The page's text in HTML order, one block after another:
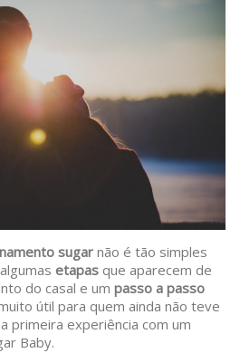
sugar não é tão simples
etapas que aparecem de
do casal e um passo a passo
útil para quem ainda não teve
primeira experiência com um
Baby.